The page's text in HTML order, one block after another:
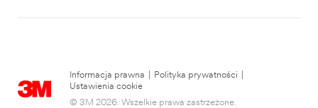
Informacja prawna Polityka prywatności
Ustawienia cookie
© 3M 2026. Wszelkie prawa zastrzeżone.